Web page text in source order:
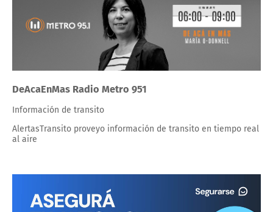
DeAcaEnMas Radio Metro 951
Información de transito
AlertasTransito proveyo información de transito en tiempo real
al aire